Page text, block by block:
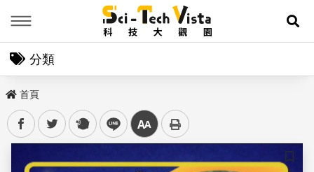
展
分類
首頁
facebooktwitter plurk line 中
儲存